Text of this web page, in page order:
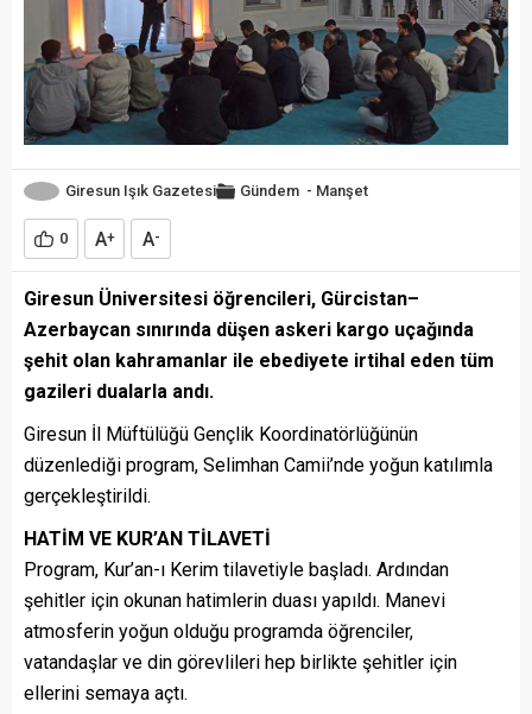
Giresun Işık Gazetesi Gündem - Manşet
0 A+ A-
Giresun Üniversitesi öğrencileri, Gürcistan–
Azerbaycan sınırında düşen askeri kargo uçağında
şehit olan kahramanlar ile ebediyete irtihal eden tüm
gazileri dualarla andı.
Giresun İl Müftülüğü Gençlik Koordinatörlüğünün
düzenlediği program, Selimhan Camii’nde yoğun katılımla
gerçekleştirildi.
HATİM VE KUR’AN TİLAVETİ
Program, Kur’an-ı Kerim tilavetiyle başladı. Ardından
şehitler için okunan hatimlerin duası yapıldı. Manevi
atmosferin yoğun olduğu programda öğrenciler,
vatandaşlar ve din görevlileri hep birlikte şehitler için
ellerini semaya açtı.